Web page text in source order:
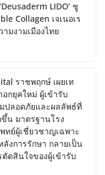
LIDO’ ชู
Collagen เจเนอเร
มงามเมืองไทย
ราชพฤกษ์ เผยเท
กยุคใหม่ ผู้เข้ารับ
ปลอดภัยและผลลัพธ์ที่
น มาตรฐานโรง
ทย์ผู้เชี่ยวชาญเฉพาะ
งการรักษา กลายเป็น
ดสินใจของผู้เข้ารับ